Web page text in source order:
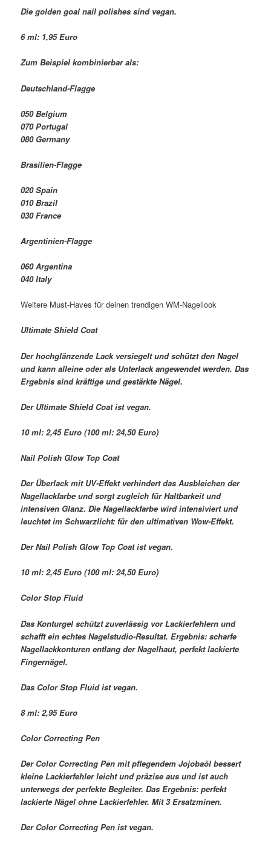
Die golden goal nail polishes sind vegan.
6 ml: 1,95 Euro
Zum Beispiel kombinierbar als:
Deutschland-Flagge
050 Belgium
070 Portugal
080 Germany
Brasilien-Flagge
020 Spain
010 Brazil
030 France
Argentinien-Flagge
060 Argentina
040 Italy
Weitere Must-Haves für deinen trendigen WM-Nagellook
Ultimate Shield Coat
Der hochglänzende Lack versiegelt und schützt den Nagel
und kann alleine oder als Unterlack angewendet werden. Das
Ergebnis sind kräftige und gestärkte Nägel.
Der Ultimate Shield Coat ist vegan.
10 ml: 2,45 Euro (100 ml: 24,50 Euro)
Nail Polish Glow Top Coat
Der Überlack mit UV-Effekt verhindert das Ausbleichen der
Nagellackfarbe und sorgt zugleich für Haltbarkeit und
intensiven Glanz. Die Nagellackfarbe wird intensiviert und
leuchtet im Schwarzlicht: für den ultimativen Wow-Effekt.
Der Nail Polish Glow Top Coat ist vegan.
10 ml: 2,45 Euro (100 ml: 24,50 Euro)
Color Stop Fluid
Das Konturgel schützt zuverlässig vor Lackierfehlern und
schafft ein echtes Nagelstudio-Resultat. Ergebnis: scharfe
Nagellackkonturen entlang der Nagelhaut, perfekt lackierte
Fingernägel.
Das Color Stop Fluid ist vegan.
8 ml: 2,95 Euro
Color Correcting Pen
Der Color Correcting Pen mit pflegendem Jojobaöl bessert
kleine Lackierfehler leicht und präzise aus und ist auch
unterwegs der perfekte Begleiter. Das Ergebnis: perfekt
lackierte Nägel ohne Lackierfehler. Mit 3 Ersatzminen.
Der Color Correcting Pen ist vegan.